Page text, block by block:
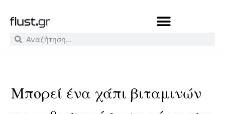
Μπορεί ένα χάπι βιταμινών